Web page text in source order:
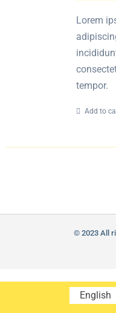
Lorem
tempor.
Add to
© 2023 All
English